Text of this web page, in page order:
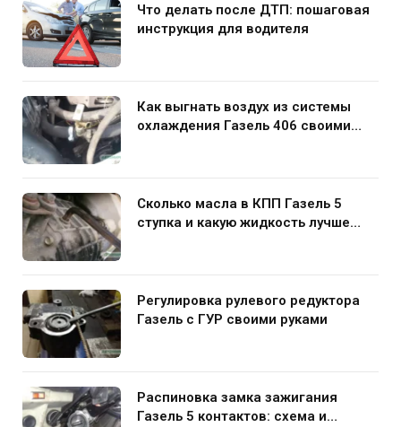
Что делать после ДТП: пошаговая
инструкция для водителя
Как выгнать воздух из системы
охлаждения Газель 406 своими
Сколько масла в КПП Газель 5
ступка и какую жидкость лучше
Регулировка рулевого редуктора
Газель с ГУР своими руками
Распиновка замка зажигания
Газель 5 контактов: схема и